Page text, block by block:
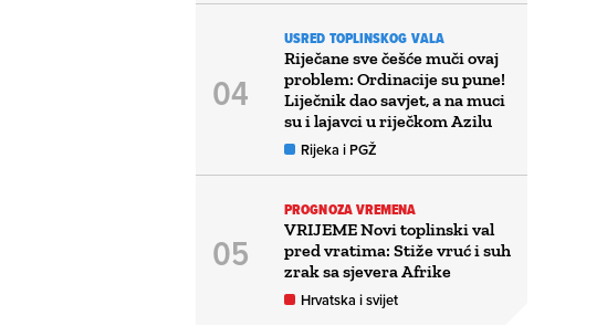
USRED TOPLINSKOG VALA
Riječane sve češće muči ovaj
problem: Ordinacije su pune!
Liječnik dao savjet, a na muci
su i lajavci u riječkom Azilu
Rijeka i PGŽ
PROGNOZA VREMENA
VRIJEME Novi toplinski val
pred vratima: Stiže vruć i suh
zrak sa sjevera Afrike
Hrvatska i svijet